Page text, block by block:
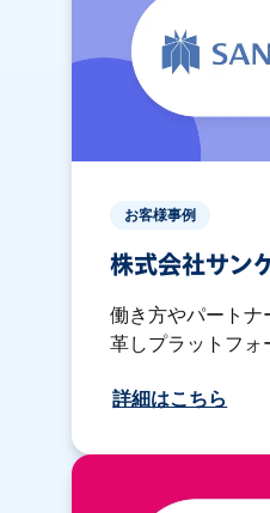
お客様事例
株式会社サン
働き方やパート
革しプラットフォ
詳細はこちら